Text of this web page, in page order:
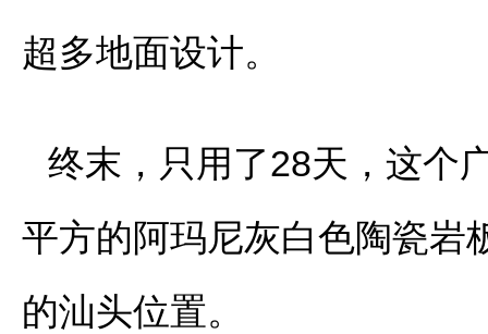
超多地面设计。
终末，只用了28天，这个
平方的阿玛尼灰白色陶瓷岩
的汕头位置。